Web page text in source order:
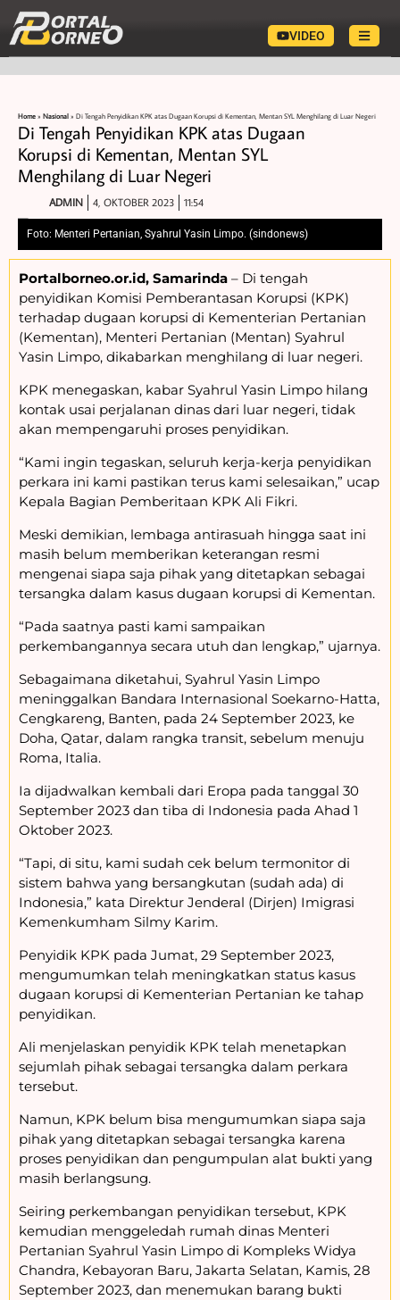
VIDEO
Home » Nasional » Di Tengah Penyidikan KPK atas Dugaan Korupsi di Kementan, Mentan SYL Menghilang di Luar Negeri
Di Tengah Penyidikan KPK atas Dugaan
Korupsi di Kementan, Mentan SYL
Menghilang di Luar Negeri
ADMIN 4, OKTOBER 2023 11:54
Foto: Menteri Pertanian, Syahrul Yasin Limpo. (sindonews)
Portalborneo.or.id, Samarinda – Di tengah
penyidikan Komisi Pemberantasan Korupsi (KPK)
terhadap dugaan korupsi di Kementerian Pertanian
(Kementan), Menteri Pertanian (Mentan) Syahrul
Yasin Limpo, dikabarkan menghilang di luar negeri.
KPK menegaskan, kabar Syahrul Yasin Limpo hilang
kontak usai perjalanan dinas dari luar negeri, tidak
akan mempengaruhi proses penyidikan.
“Kami ingin tegaskan, seluruh kerja-kerja penyidikan
perkara ini kami pastikan terus kami selesaikan,” ucap
Kepala Bagian Pemberitaan KPK Ali Fikri.
Meski demikian, lembaga antirasuah hingga saat ini
masih belum memberikan keterangan resmi
mengenai siapa saja pihak yang ditetapkan sebagai
tersangka dalam kasus dugaan korupsi di Kementan.
“Pada saatnya pasti kami sampaikan
perkembangannya secara utuh dan lengkap,” ujarnya.
Sebagaimana diketahui, Syahrul Yasin Limpo
meninggalkan Bandara Internasional Soekarno-Hatta,
Cengkareng, Banten, pada 24 September 2023, ke
Doha, Qatar, dalam rangka transit, sebelum menuju
Roma, Italia.
Ia dijadwalkan kembali dari Eropa pada tanggal 30
September 2023 dan tiba di Indonesia pada Ahad 1
Oktober 2023.
“Tapi, di situ, kami sudah cek belum termonitor di
sistem bahwa yang bersangkutan (sudah ada) di
Indonesia,” kata Direktur Jenderal (Dirjen) Imigrasi
Kemenkumham Silmy Karim.
Penyidik KPK pada Jumat, 29 September 2023,
mengumumkan telah meningkatkan status kasus
dugaan korupsi di Kementerian Pertanian ke tahap
penyidikan.
Ali menjelaskan penyidik KPK telah menetapkan
sejumlah pihak sebagai tersangka dalam perkara
tersebut.
Namun, KPK belum bisa mengumumkan siapa saja
pihak yang ditetapkan sebagai tersangka karena
proses penyidikan dan pengumpulan alat bukti yang
masih berlangsung.
Seiring perkembangan penyidikan tersebut, KPK
kemudian menggeledah rumah dinas Menteri
Pertanian Syahrul Yasin Limpo di Kompleks Widya
Chandra, Kebayoran Baru, Jakarta Selatan, Kamis, 28
September 2023, dan menemukan barang bukti